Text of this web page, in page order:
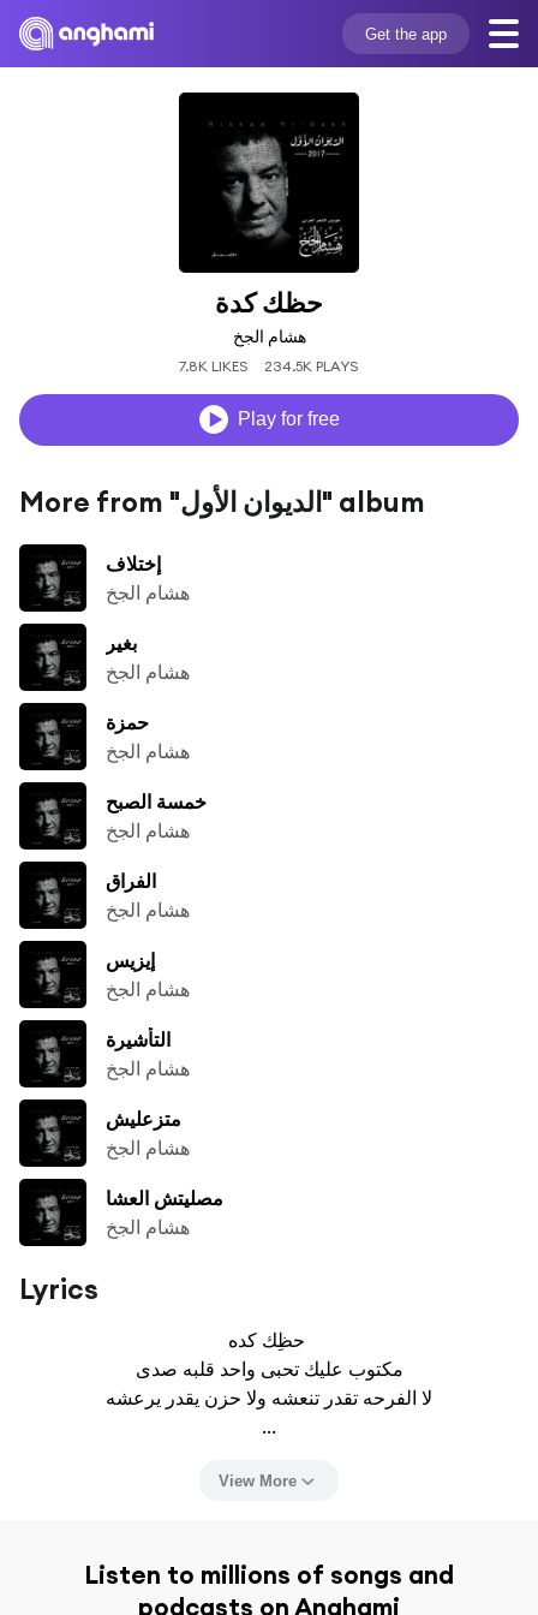
Get the app
حظك كدة
هشام الجخ
7.8K LIKES 234.5K PLAYS
Play for free
More from "الديوان الأول" album
إختلاف
هشام الجخ
بغير
هشام الجخ
حمزة
هشام الجخ
خمسة الصبح
هشام الجخ
الفراق
هشام الجخ
إيزيس
هشام الجخ
التأشيرة
هشام الجخ
متزعليش
هشام الجخ
مصليتش العشا
هشام الجخ
Lyrics
حظِك كده
مكتوب عليك تحبى واحد قلبه صدى
لا الفرحه تقدر تنعشه ولا حزن يقدر يرعشه
...
View More
Listen to millions of songs and
podcasts on Anghami